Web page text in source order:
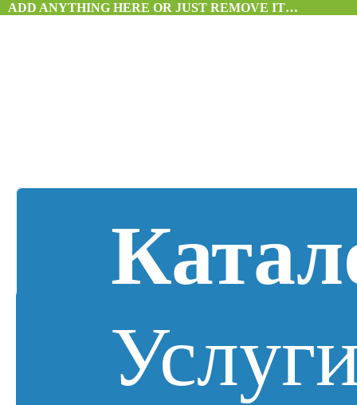
ADD ANYTHING HERE OR JUST REMOVE IT…